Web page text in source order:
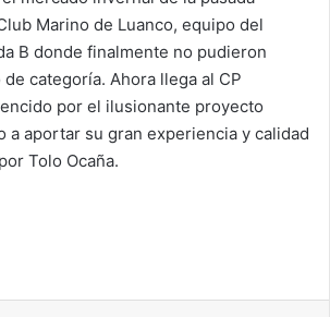
Marino de Luanco, equipo del
B donde finalmente no pudieron
categoría. Ahora llega al CP
por el ilusionante proyecto
a aportar su gran experiencia y calidad
Tolo Ocaña.